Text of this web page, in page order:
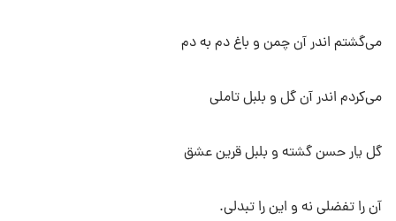
‌می‌گشتم اندر آن چمن و باغ دم به دم‌
می‌کردم اندر آن گل و بلبل تاملی
گل یار حسن گشته و بلبل قرین عشق
آن را تفضلی نه و این را تبدلی.